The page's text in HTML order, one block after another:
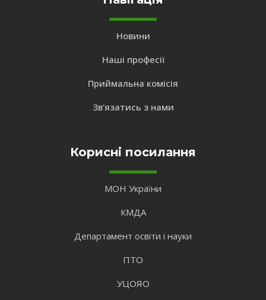
Новини
Наші професії
Приймальна комісія
Зв'язатись з нами
Корисні посилання
МОН України
КМДА
Департамент освіти і науки
ПТО
УЦОЯО